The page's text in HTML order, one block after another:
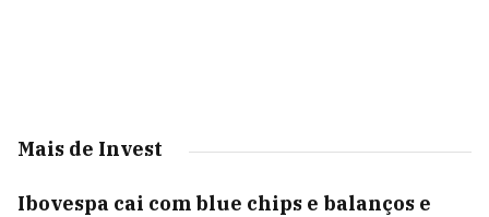
Mais de Invest
Ibovespa cai com blue chips e balanços e